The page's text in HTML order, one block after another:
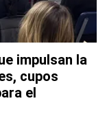
impulsan la
cupos
el